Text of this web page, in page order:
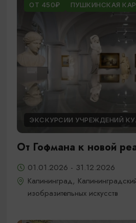
ОТ 450₽ ПУШКИНСКАЯ
ЭКСКУРСИИ УЧРЕЖДЕНИЙ
От Гофмана к новой
01.01.2026 - 31.12.2026
Калининград,
изобразительных искусств